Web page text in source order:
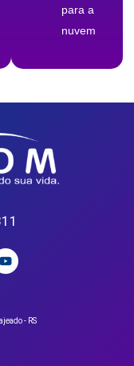
para a
nuvem
- RS